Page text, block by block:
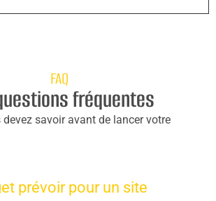
FAQ
fréquentes
savoir avant de lancer votre
prévoir pour un site